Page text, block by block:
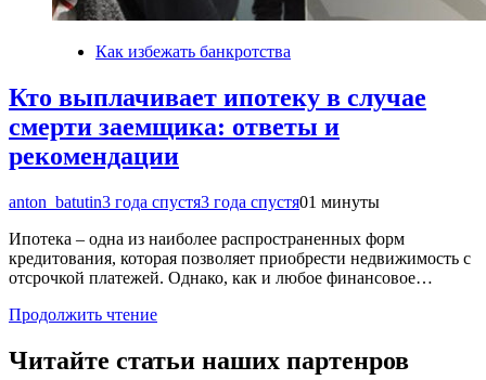
Как избежать банкротства
Кто выплачивает ипотеку в случае
смерти заемщика: ответы и
рекомендации
anton_batutin3 года спустя3 года спустя01 минуты
Ипотека – одна из наиболее распространенных форм
кредитования, которая позволяет приобрести недвижимость с
отсрочкой платежей. Однако, как и любое финансовое…
Продолжить чтение
Читайте статьи наших партенров